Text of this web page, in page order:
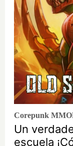
Corepunk
Un
escuela